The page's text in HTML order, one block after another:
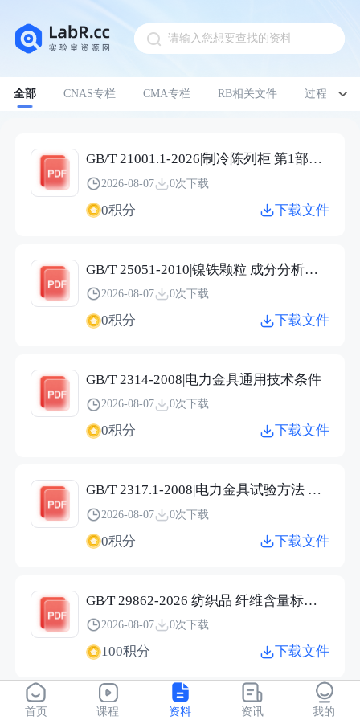
请输入您想要查找的资料
全部 CNAS专栏 CMA专栏 RB相关文件 过程管理
Pull down to refresh
GB/T 21001.1-2026|制冷陈列柜 第1部分：术语
2026-08-07 0次下载
0积分 下载文件
GB/T 25051-2010|镍铁颗粒 成分分析用样品的采取
2026-08-07 0次下载
0积分 下载文件
GB/T 2314-2008|电力金具通用技术条件
2026-08-07 0次下载
0积分 下载文件
GB/T 2317.1-2008|电力金具试验方法 第1部分：机械试验
2026-08-07 0次下载
0积分 下载文件
GB∕T 29862-2026 纺织品 纤维含量标识技术规范.pdf
2026-08-07 0次下载
100积分 下载文件
JC/T 2304-2015|建筑用保温隔热玻璃技术条件
首页 课程 资料 资讯 我的